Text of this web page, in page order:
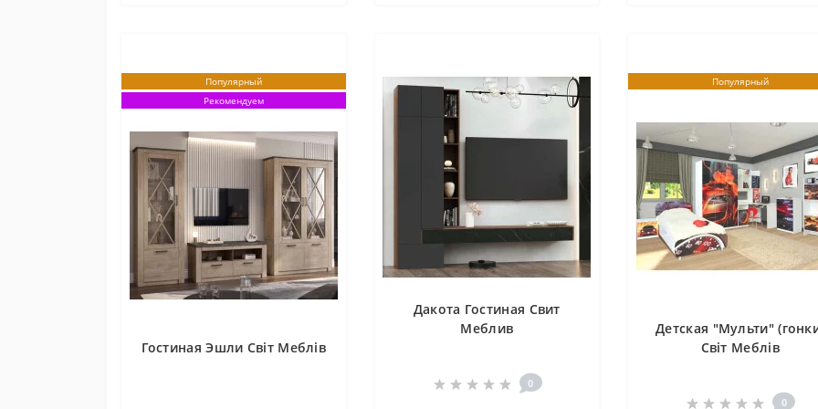
Популярный
Рекомендуем
Гостиная Эшли Світ Меблів
Дакота Гостиная Свит
Меблив
0
Популярный
Детская "Мульти"
Світ Меблів
0